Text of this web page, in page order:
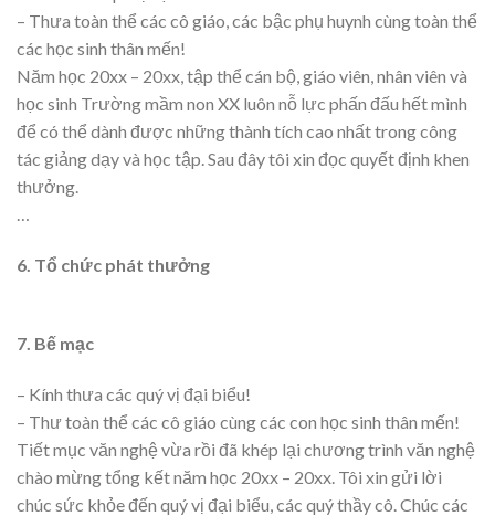
– Thưa toàn thể các cô giáo, các bậc phụ huynh cùng toàn thể
các học sinh thân mến!
Năm học 20xx – 20xx, tập thể cán bộ, giáo viên, nhân viên và
học sinh Trường mầm non XX luôn nỗ lực phấn đấu hết mình
để có thể dành được những thành tích cao nhất trong công
tác giảng dạy và học tập. Sau đây tôi xin đọc quyết định khen
thưởng.
…
6. Tổ chức phát thưởng
7. Bế mạc
– Kính thưa các quý vị đại biểu!
– Thư toàn thể các cô giáo cùng các con học sinh thân mến!
Tiết mục văn nghệ vừa rồi đã khép lại chương trình văn nghệ
chào mừng tổng kết năm học 20xx – 20xx. Tôi xin gửi lời
chúc sức khỏe đến quý vị đại biểu, các quý thầy cô. Chúc các